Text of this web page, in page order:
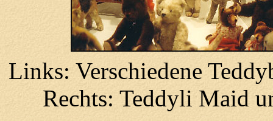
Links: Verschiedene
Rechts: Teddyli Maid